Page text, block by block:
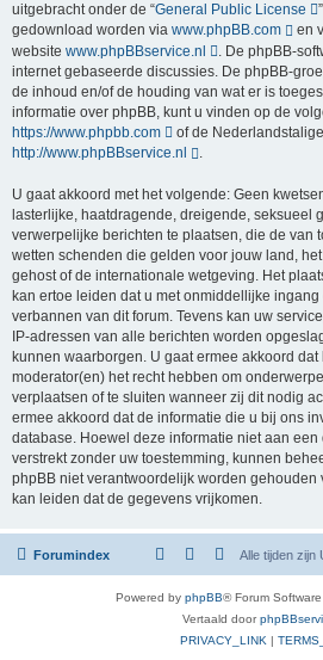
uitgebracht onder de “General Public License
gedownload worden via www.phpBB.com
en
website www.phpBBservice.nl
. De phpBB-
internet gebaseerde discussies. De phpBB-
de inhoud en/of de houding van wat er is
informatie over phpBB, kunt u vinden op de
https://www.phpbb.com
of de
http://www.phpBBservice.nl
.
U gaat akkoord met het volgende: Geen
lasterlijke, haatdragende, dreigende, seksueel
verwerpelijke berichten te plaatsen, die de van
wetten schenden die gelden voor jouw land,
gehost of de internationale wetgeving. Het
kan ertoe leiden dat u met onmiddellijke
verbannen van dit forum. Tevens kan uw
IP-adressen van alle berichten worden
kunnen waarborgen. U gaat ermee akkoord dat
moderator(en) het recht hebben om
verplaatsen of te sluiten wanneer zij dit nodig
ermee akkoord dat de informatie die u bij ons
database. Hoewel deze informatie niet aan
verstrekt zonder uw toestemming, kunnen
phpBB niet verantwoordelijk worden gehouden
kan leiden dat de gegevens vrijkomen.
Forumindex Alle tijden zijn
Powered by phpBB® Forum
Vertaald door
PRIVACY_LINK |